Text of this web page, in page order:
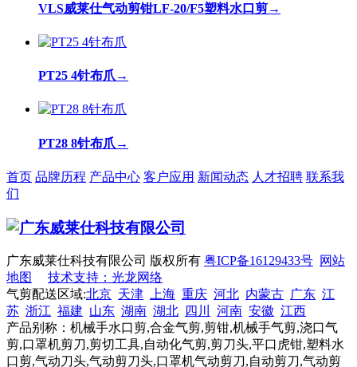
VLS威莱仕气动剪钳LF-20/F5塑料水口剪→
PT25 4针布爪 →
PT28 8针布爪 →
首页 品牌历程 产品中心 客户应用 新闻动态 人才招聘 联系我
们
广东威莱仕科技有限公司 版权所有 粤ICP备16129433号 网站
地图
技术支持：光龙网络
气剪配送区域:北京 天津 上海 重庆 河北 内蒙古 广东 江
苏 浙江 福建 山东 湖南 湖北 四川 河南 安徽 江西
产品别称：机械手水口剪,合金气剪,剪钳,机械手气剪,浇口气
剪,口罩机剪刀,剪切工具,自动化气剪,剪刀头,平口虎钳,塑料水
口剪,气动刀头,气动剪刀头,口罩机气动剪刀,自动剪刀,气动剪